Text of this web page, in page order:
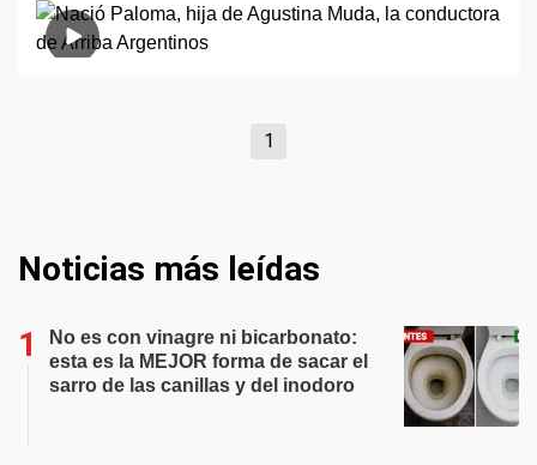
1
Noticias más leídas
No es con vinagre ni bicarbonato:
esta es la MEJOR forma de sacar el
sarro de las canillas y del inodoro